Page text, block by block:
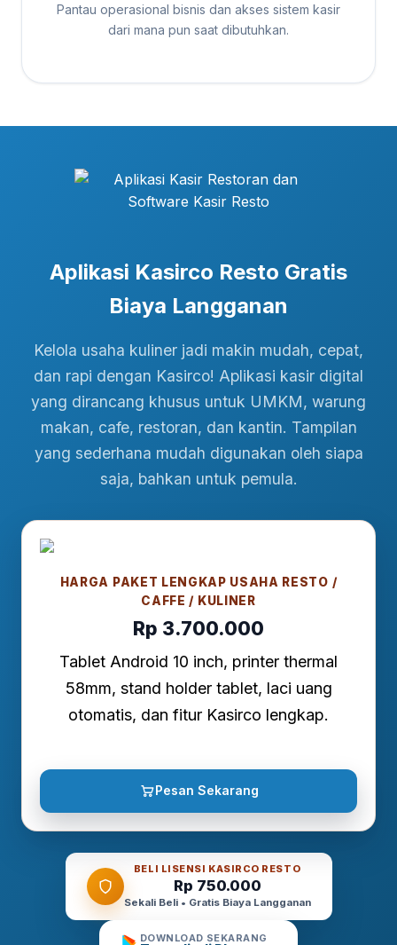
Pantau operasional bisnis dan akses sistem kasir
dari mana pun saat dibutuhkan.
Aplikasi Kasirco Resto Gratis
Biaya Langganan
Kelola usaha kuliner jadi makin mudah, cepat,
dan rapi dengan Kasirco! Aplikasi kasir digital
yang dirancang khusus untuk UMKM, warung
makan, cafe, restoran, dan kantin. Tampilan
yang sederhana mudah digunakan oleh siapa
saja, bahkan untuk pemula.
HARGA PAKET LENGKAP USAHA RESTO /
CAFFE / KULINER
Rp 3.700.000
Tablet Android 10 inch, printer thermal
58mm, stand holder tablet, laci uang
otomatis, dan fitur Kasirco lengkap.
Pesan Sekarang
BELI LISENSI KASIRCO RESTO
Rp 750.000
Sekali Beli • Gratis Biaya Langganan
DOWNLOAD SEKARANG